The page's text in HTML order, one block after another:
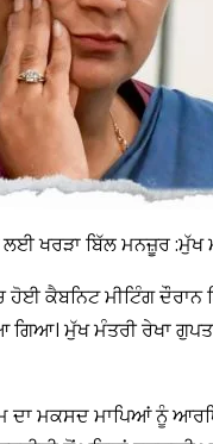
ਲਈ ਖਰੜਾ ਬਿੱਲ ਮਨਜ਼ੂਰ :ਮੁੱਖ
ਹੋਈ ਕੈਬਨਿਟ ਮੀਟਿੰਗ
ਮੁੱਖ ਮੰਤਰੀ ਰੇਖਾ
ਮਕਸਦ ਮਾਪਿਆਂ ਨੂੰ